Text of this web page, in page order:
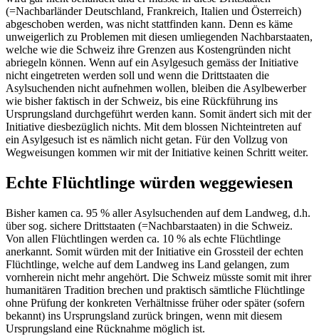
(=Nachbarländer Deutschland, Frankreich, Italien und Österreich)
abgeschoben werden, was nicht stattfinden kann. Denn es käme
unweigerlich zu Problemen mit diesen umliegenden Nachbarstaaten,
welche wie die Schweiz ihre Grenzen aus Kostengründen nicht
abriegeln können. Wenn auf ein Asylgesuch gemäss der Initiative
nicht eingetreten werden soll und wenn die Drittstaaten die
Asylsuchenden nicht aufnehmen wollen, bleiben die Asylbewerber
wie bisher faktisch in der Schweiz, bis eine Rückführung ins
Ursprungsland durchgeführt werden kann. Somit ändert sich mit der
Initiative diesbezüglich nichts. Mit dem blossen Nichteintreten auf
ein Asylgesuch ist es nämlich nicht getan. Für den Vollzug von
Wegweisungen kommen wir mit der Initiative keinen Schritt weiter.
Echte Flüchtlinge würden weggewiesen
Bisher kamen ca. 95 % aller Asylsuchenden auf dem Landweg, d.h.
über sog. sichere Drittstaaten (=Nachbarstaaten) in die Schweiz.
Von allen Flüchtlingen werden ca. 10 % als echte Flüchtlinge
anerkannt. Somit würden mit der Initiative ein Grossteil der echten
Flüchtlinge, welche auf dem Landweg ins Land gelangen, zum
vornherein nicht mehr angehört. Die Schweiz müsste somit mit ihrer
humanitären Tradition brechen und praktisch sämtliche Flüchtlinge
ohne Prüfung der konkreten Verhältnisse früher oder später (sofern
bekannt) ins Ursprungsland zurück bringen, wenn mit diesem
Ursprungsland eine Rücknahme möglich ist.